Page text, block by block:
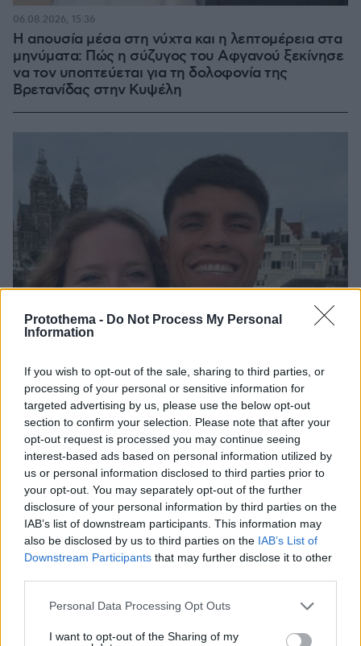
Protothema - Do Not Process My Personal
Information
If you wish to opt-out of the sale, sharing to third parties, or
processing of your personal or sensitive information for
targeted advertising by us, please use the below opt-out
section to confirm your selection. Please note that after your
opt-out request is processed you may continue seeing
interest-based ads based on personal information utilized by
us or personal information disclosed to third parties prior to
your opt-out. You may separately opt-out of the further
disclosure of your personal information by third parties on the
IAB’s list of downstream participants. This information may
also be disclosed by us to third parties on the IAB’s List of
Downstream Participants that may further disclose it to other
Please note that this website/app uses one or more Google
not limited to your visit or usage behaviour. You may click to
Personal Data Processing Opt Outs
I want to opt-out of the Sharing of my
Η απουσία μέσα στη νύχτα και η λεπτομέρεια στα
μηνύματα: Πώς η σύζυγος του Αφγανού ξεκίνησε
να τον υποπτεύεται για τη δολοφονία της
Βρετανίδας στην Κυψέλη
06.08.2026, 15:36
Η αποκαλυπτική κατάθεση της συζύγου του
Αφγανού: Πώς γνωρίσαμε τη Λίσα, γιατί
υποψιάστηκα ότι ήταν το πτώμα στη βαλίτσα
06.08.2026, 12:32
Νεαρή γυναίκα με ακατέργαστη
ομορφιά από την Αιθιοπία έγινε viral,
δείτε την εντυπωσιακή μεταμόρφωσή
της από μακιγιέρ